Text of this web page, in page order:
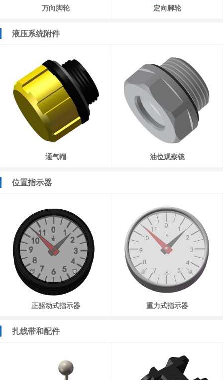
万向脚轮 定向脚轮
液压系统附件
通气帽 油位观察镜
位置指示器
正驱动式指示器 重力式指示器
扎线带和配件